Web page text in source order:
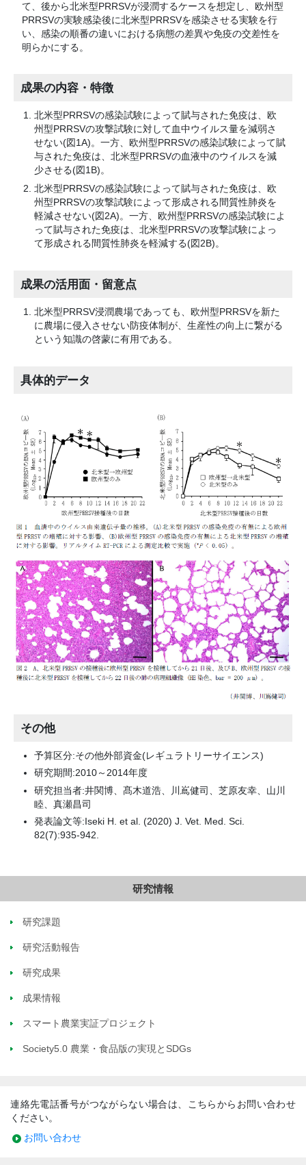
て、後から北米型PRRSVが浸潤するケースを想定し、欧州型
PRRSVの実験感染後に北米型PRRSVを感染させる実験を行
い、感染の順番の違いにおける病態の差異や免疫の交差性を
明らかにする。
成果の内容・特徴
北米型PRRSVの感染試験によって賦与された免疫は、欧
州型PRRSVの攻撃試験に対して血中ウイルス量を減弱さ
せない(図1A)。一方、欧州型PRRSVの感染試験によって賦
与された免疫は、北米型PRRSVの血液中のウイルスを減
少させる(図1B)。
北米型PRRSVの感染試験によって賦与された免疫は、欧
州型PRRSVの攻撃試験によって形成される間質性肺炎を
軽減させない(図2A)。一方、欧州型PRRSVの感染試験によ
って賦与された免疫は、北米型PRRSVの攻撃試験によっ
て形成される間質性肺炎を軽減する(図2B)。
成果の活用面・留意点
北米型PRRSV浸潤農場であっても、欧州型PRRSVを新た
に農場に侵入させない防疫体制が、生産性の向上に繋がる
という知識の啓蒙に有用である。
具体的データ
その他
予算区分:その他外部資金(レギュラトリーサイエンス)
研究期間:2010～2014年度
研究担当者:井関博、髙木道浩、川嶌健司、芝原友幸、山川
睦、真瀬昌司
発表論文等:Iseki H. et al. (2020) J. Vet. Med. Sci.
82(7):935-942.
研究情報
研究課題
研究活動報告
研究成果
成果情報
スマート農業実証プロジェクト
Society5.0 農業・食品版の実現とSDGs
連絡先電話番号がつながらない場合は、こちらからお問い合わせ
ください。
お問い合わせ